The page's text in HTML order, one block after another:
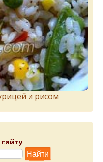
и рисом